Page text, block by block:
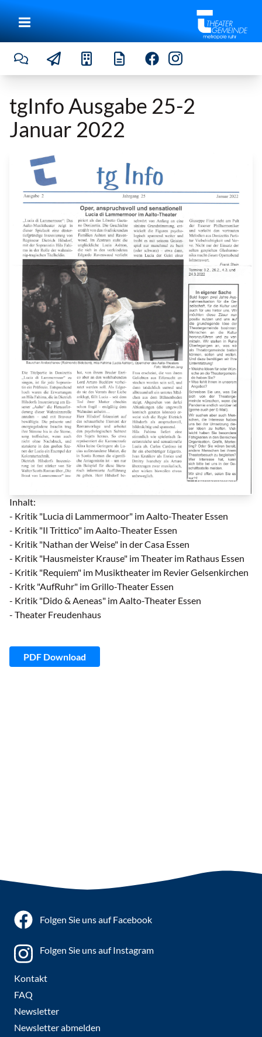
tgInfo Ausgabe 25-2
Januar 2022
Inhalt:
- Kritik "Lucia di Lammermoor" im Aalto-Theater Essen
- Kritik "Il Trittico" im Aalto-Theater Essen
- Kritik "Nathan der Weise" in der Casa Essen
- Kritik "Hausmeister Krause" im Theater im Rathaus Essen
- Kritik "Requiem" im Musiktheater im Revier Gelsenkirchen
- Kritk "AufRuhr" im Grillo-Theater Essen
- Kritik "Dido & Aeneas" im Aalto-Theater Essen
- Theater Freudenhaus
PDF Download
Ausgabe 25_2 | © Theatergemeinde
Folgen Sie uns auf Facebook
Folgen Sie uns auf Instagram
Kontakt
FAQ
Newsletter
Newsletter abmelden